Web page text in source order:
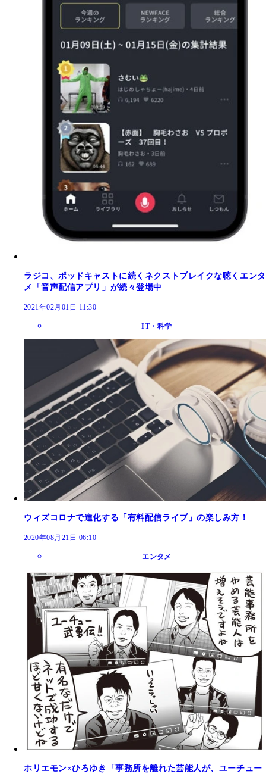
ラジコ、ポッドキャストに続くネクストブレイクな聴くエンタ
メ「音声配信アプリ」が続々登場中
2021年02月01日 11:30
IT・科学
ウィズコロナで進化する「有料配信ライブ」の楽しみ方！
2020年08月21日 06:10
エンタメ
ホリエモン×ひろゆき「事務所を離れた芸能人が、ユーチュー